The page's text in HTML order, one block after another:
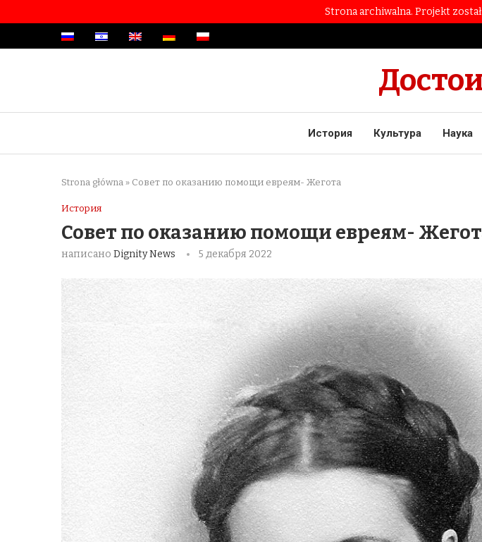
Strona archiwalna. Projekt
История Культура Наука
Strona główna » Совет по оказанию помощи евреям- Жегота
История
Совет по оказанию помощи евреям-
написано Dignity News 5 декабря 2022